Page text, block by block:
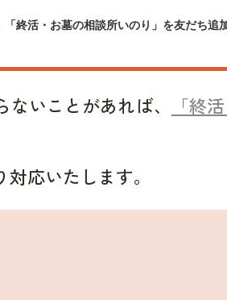
終活・お墓の相談所いのり」を友だち追
いことがあれば、
「終
応いたします。